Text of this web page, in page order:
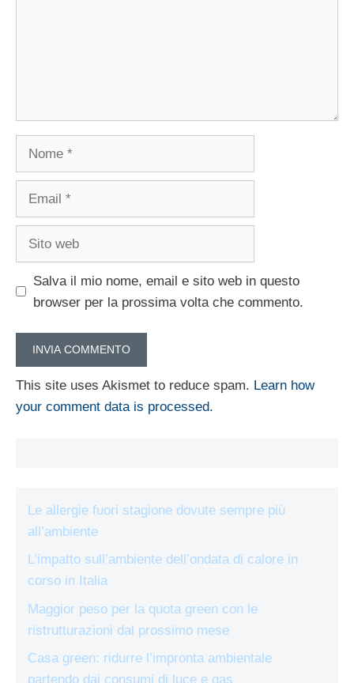
Salva il mio nome, email e sito web in questo
browser per la prossima volta che commento.
This site uses Akismet to reduce spam. Learn how
your comment data is processed.
Le allergie fuori stagione dovute sempre più
all’ambiente
L’impatto sull’ambiente dell’ondata di calore in
corso in Italia
Maggior peso per la quota green con le
ristrutturazioni dal prossimo mese
Casa green: ridurre l’impronta ambientale
partendo dai consumi di luce e gas